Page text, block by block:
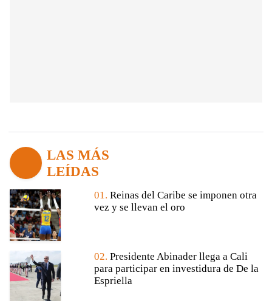
LAS MÁS
LEÍDAS
01. Reinas del Caribe se imponen otra
vez y se llevan el oro
02. Presidente Abinader llega a Cali
para participar en investidura de De la
Espriella